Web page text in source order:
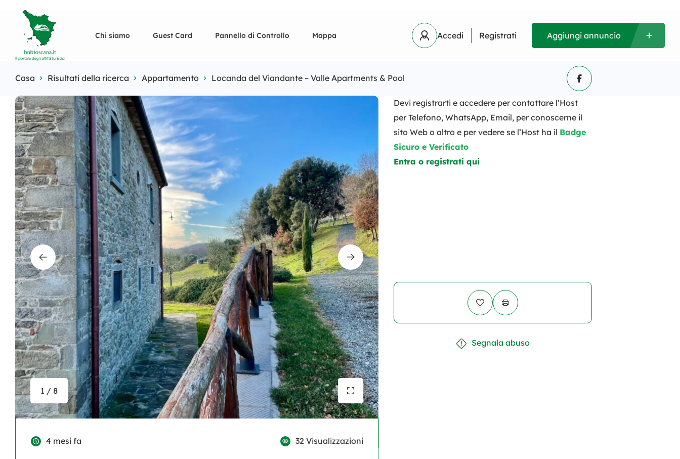
Chi siamo Guest Card Pannello di Controllo Mappa Accedi Registrati Aggiungi annuncio
Casa Risultati della ricerca Appartamento Locanda del Viandante – Valle Apartments & Pool
1 / 8
4 mesi fa 32 Visualizzazioni
Devi registrarti e accedere per contattare l’Host
per Telefono, WhatsApp, Email, per conoscerne il
sito Web o altro e per vedere se l’Host ha il Badge
Sicuro e Verificato
Entra o registrati qui
Segnala abuso